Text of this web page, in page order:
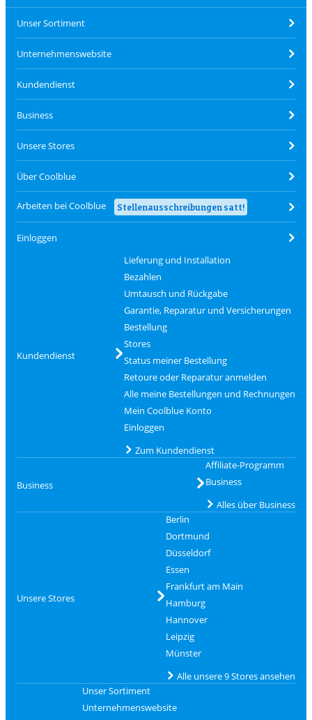
Unser Sortiment
Unternehmenswebsite
Kundendienst
Business
Unsere Stores
Über Coolblue
Arbeiten bei Coolblue Stellenausschreibungen satt!
Einloggen
Kundendienst
Lieferung und Installation
Bezahlen
Umtausch und Rückgabe
Garantie, Reparatur und Versicherungen
Bestellung
Stores
Status meiner Bestellung
Retoure oder Reparatur anmelden
Alle meine Bestellungen und Rechnungen
Mein Coolblue Konto
Einloggen
Zum Kundendienst
Business
Affiliate-Programm
Business
Alles über Business
Unsere Stores
Berlin
Dortmund
Düsseldorf
Essen
Frankfurt am Main
Hamburg
Hannover
Leipzig
Münster
Alle unsere 9 Stores ansehen
Unser Sortiment
Unternehmenswebsite